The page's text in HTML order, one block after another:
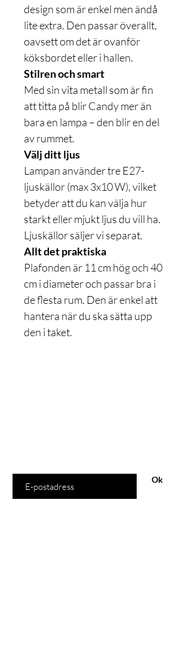
design som är enkel men ändå
lite extra. Den passar överallt,
oavsett om det är ovanför
köksbordet eller i hallen.
Stilren och smart
Med sin vita metall som är fin
att titta på blir Candy mer än
bara en lampa – den blir en del
av rummet.
Välj ditt ljus
Lampan använder tre E27-
ljuskällor (max 3x10 W), vilket
betyder att du kan välja hur
starkt eller mjukt ljus du vill ha.
Ljuskällor säljer vi separat.
Allt det praktiska
Plafonden är 11 cm hög och 40
cm i diameter och passar bra i
de flesta rum. Den är enkel att
hantera när du ska sätta upp
den i taket.
Ok